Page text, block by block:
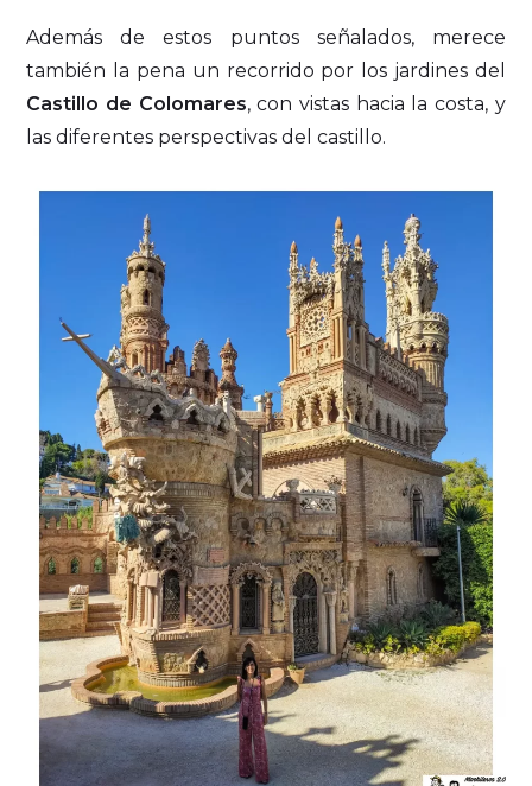
Además de estos puntos señalados, merece
también la pena un recorrido por los jardines del
Castillo de Colomares, con vistas hacia la costa, y
las diferentes perspectivas del castillo.